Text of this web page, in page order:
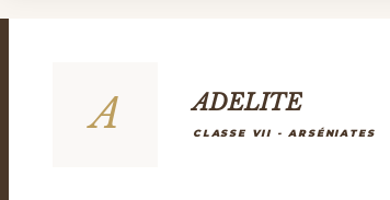
A ADELITE
CLASSE VII - ARSÉNIATES